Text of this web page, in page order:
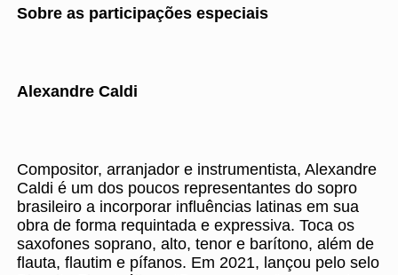
Sobre as participações especiais
Alexandre Caldi
Compositor, arranjador e instrumentista, Alexandre
Caldi é um dos poucos representantes do sopro
brasileiro a incorporar influências latinas em sua
obra de forma requintada e expressiva. Toca os
saxofones soprano, alto, tenor e barítono, além de
flauta, flautim e pífanos. Em 2021, lançou pelo selo